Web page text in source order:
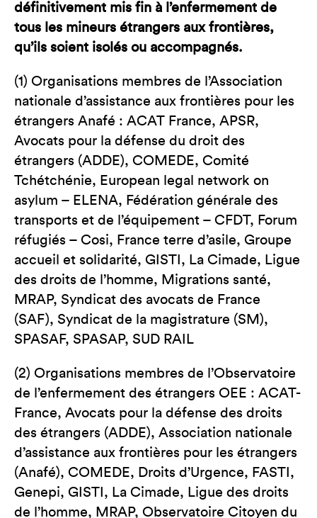
définitivement mis fin à l’enfermement de
tous les mineurs étrangers aux frontières,
qu’ils soient isolés ou accompagnés.
(1) Organisations membres de l’Association
nationale d’assistance aux frontières pour les
étrangers Anafé : ACAT France, APSR,
Avocats pour la défense du droit des
étrangers (ADDE), COMEDE, Comité
Tchétchénie, European legal network on
asylum – ELENA, Fédération générale des
transports et de l’équipement – CFDT, Forum
réfugiés – Cosi, France terre d’asile, Groupe
accueil et solidarité, GISTI, La Cimade, Ligue
des droits de l’homme, Migrations santé,
MRAP, Syndicat des avocats de France
(SAF), Syndicat de la magistrature (SM),
SPASAF, SPASAP, SUD RAIL
(2) Organisations membres de l’Observatoire
de l’enfermement des étrangers OEE : ACAT-
France, Avocats pour la défense des droits
des étrangers (ADDE), Association nationale
d’assistance aux frontières pour les étrangers
(Anafé), COMEDE, Droits d’Urgence, FASTI,
Genepi, GISTI, La Cimade, Ligue des droits
de l’homme, MRAP, Observatoire Citoyen du